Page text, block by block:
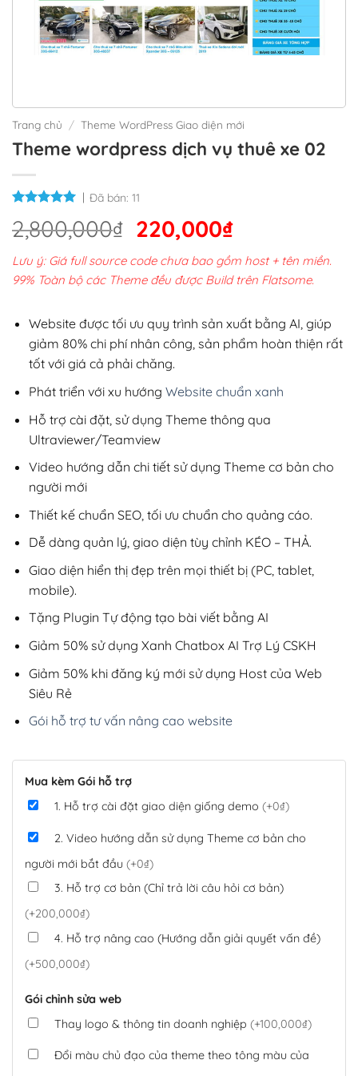
Trang chủ / Theme WordPress Giao diện mới
Theme wordpress dịch vụ thuê xe 02
Đã bán: 11
2,800,000₫ Giá
gốc
là:
2,800,000₫.
220,000₫Giá
hiện
tại
220,000₫.
Lưu ý: Giá full source code chưa bao gồm host + tên miền.
99% Toàn bộ các Theme đều được Build trên Flatsome.
Website được tối ưu quy trình sản xuất bằng AI, giúp
giảm 80% chi phí nhân công, sản phẩm hoàn thiện rất
tốt với giá cả phải chăng.
Phát triển với xu hướng Website chuẩn xanh
Hỗ trợ cài đặt, sử dụng Theme thông qua
Ultraviewer/Teamview
Video hướng dẫn chi tiết sử dụng Theme cơ bản cho
người mới
Thiết kế chuẩn SEO, tối ưu chuẩn cho quảng cáo.
Dễ dàng quản lý, giao diện tùy chỉnh KÉO – THẢ.
Giao diện hiển thị đẹp trên mọi thiết bị (PC, tablet,
mobile).
Tặng Plugin Tự động tạo bài viết bằng AI
Giảm 50% sử dụng Xanh Chatbox AI Trợ Lý CSKH
Giảm 50% khi đăng ký mới sử dụng Host của Web
Siêu Rẻ
Gói hỗ trợ tư vấn nâng cao website
Mua kèm Gói hỗ trợ
1. Hỗ trợ cài đặt giao diện giống demo (+0₫)
2. Video hướng dẫn sử dụng Theme cơ bản cho
người mới bắt đầu (+0₫)
3. Hỗ trợ cơ bản (Chỉ trả lời câu hỏi cơ bản)
(+200,000₫)
4. Hỗ trợ nâng cao (Hướng dẫn giải quyết vấn đề)
(+500,000₫)
Gói chỉnh sửa web
Thay logo & thông tin doanh nghiệp (+100,000₫)
Đổi màu chủ đạo của theme theo tông màu của